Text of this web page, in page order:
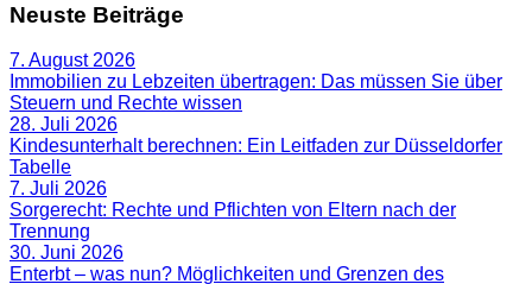
Neuste Beiträge
7. August 2026
Immobilien zu Lebzeiten übertragen: Das müssen Sie über
Steuern und Rechte wissen
28. Juli 2026
Kindesunterhalt berechnen: Ein Leitfaden zur Düsseldorfer
Tabelle
7. Juli 2026
Sorgerecht: Rechte und Pflichten von Eltern nach der
Trennung
30. Juni 2026
Enterbt – was nun? Möglichkeiten und Grenzen des